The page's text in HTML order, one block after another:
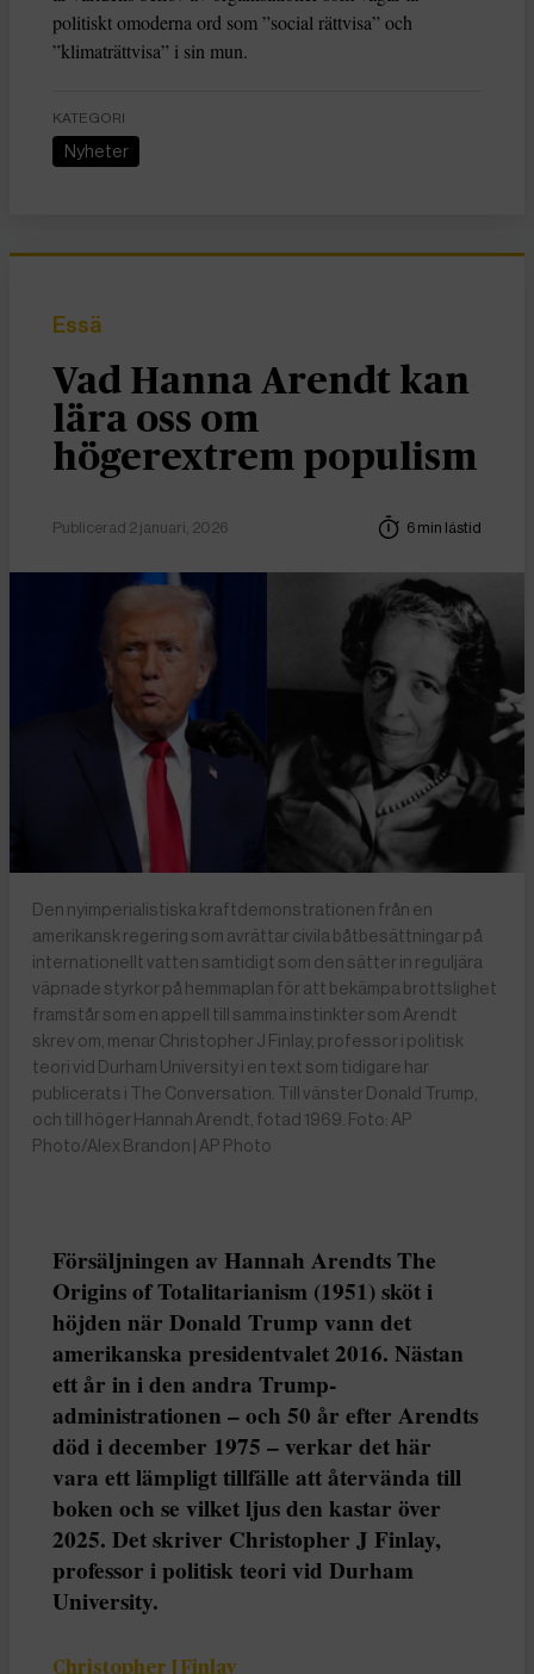
politiskt omoderna ord som ”social rättvisa” och
”klimaträttvisa” i sin mun.
KATEGORI
Nyheter
Essä
Vad Hanna Arendt kan
lära oss om
högerextrem populism
Publicerad 2 januari, 2026 6 min lästid
Den nyimperialistiska kraftdemonstrationen från en
amerikansk regering som avrättar civila båtbesättningar på
internationellt vatten samtidigt som den sätter in reguljära
väpnade styrkor på hemmaplan för att bekämpa brottslighet
framstår som en appell till samma instinkter som Arendt
skrev om, menar Christopher J Finlay, professor i politisk
teori vid Durham University i en text som tidigare har
publicerats i The Conversation. Till vänster Donald Trump,
och till höger Hannah Arendt, fotad 1969. Foto: AP
Photo/Alex Brandon | AP Photo
Försäljningen av Hannah Arendts The
Origins of Totalitarianism (1951) sköt i
höjden när Donald Trump vann det
amerikanska presidentvalet 2016. Nästan
ett år in i den andra Trump-
administrationen – och 50 år efter Arendts
död i december 1975 – verkar det här
vara ett lämpligt tillfälle att återvända till
boken och se vilket ljus den kastar över
2025. Det skriver Christopher J Finlay,
professor i politisk teori vid Durham
University.
Christopher J Finlay